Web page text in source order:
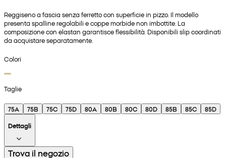
Reggiseno a fascia senza ferretto con superficie in pizzo. Il modello
presenta spalline regolabili e coppe morbide non imbottite. La
composizione con elastan garantisce flessibilità. Disponibili slip coordinati
da acquistare separatamente.
Colori
Taglie
75A 75B 75C 75D 80A 80B 80C 80D 85B 85C
85D
Dettagli
Trova il negozio